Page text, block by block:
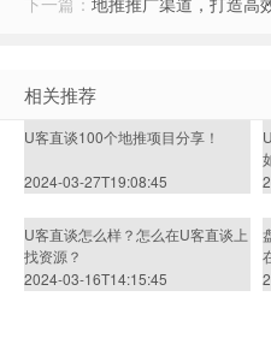
相关推荐
U客直谈100个地推项目分享！
2024-03-27T19:08:45
U客直谈怎么样？怎么在U客直谈上
找资源？
2024-03-16T14:15:45